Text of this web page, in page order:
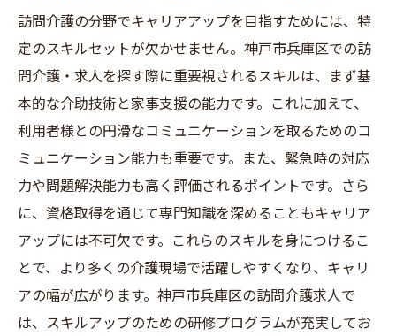
神戸市兵庫区で訪問介護の最適な求人を見つけ
る方法
自分に合った求人の見つけ方
訪問介護の求人の比較ポイント
口コミや評判の活用方法
求人情報の更新頻度をチェック
自分の希望条件を明確にする
応募先の訪問介護事業所の評価
訪問介護の求人情報神戸市兵庫区でのキャリア
アップ
訪問介護でのキャリアパスを考える
訪問介護の分野でキャリアアップを目指すためには、特
定のスキルセットが欠かせません。神戸市兵庫区での訪
問介護・求人を探す際に重要視されるスキルは、まず基
本的な介助技術と家事支援の能力です。これに加えて、
利用者様との円滑なコミュニケーションを取るためのコ
ミュニケーション能力も重要です。また、緊急時の対応
力や問題解決能力も高く評価されるポイントです。さら
に、資格取得を通じて専門知識を深めることもキャリア
アップには不可欠です。これらのスキルを身につけるこ
とで、より多くの介護現場で活躍しやすくなり、キャリ
アの幅が広がります。神戸市兵庫区の訪問介護求人で
は、スキルアップのための研修プログラムが充実してお